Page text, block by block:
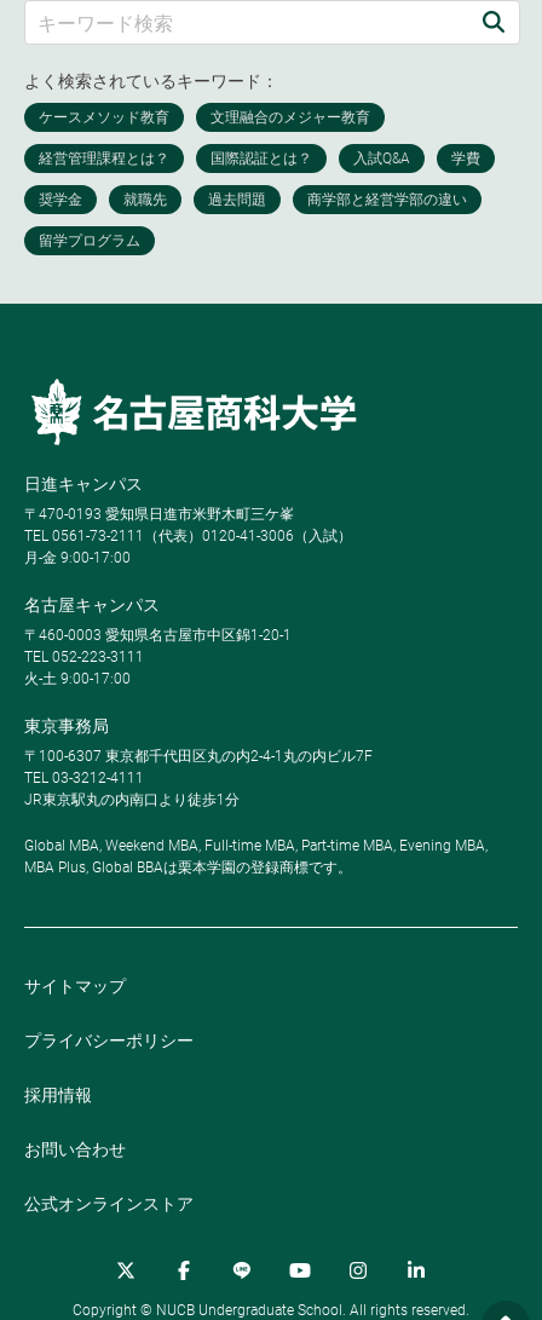
よく検索されているキーワード：
日進キャンパス
〒470-0193 愛知県日進市米野木町三ケ峯
TEL 0561-73-2111（代表）0120-41-3006（入試）
月-金 9:00-17:00
名古屋キャンパス
〒460-0003 愛知県名古屋市中区錦1-20-1
TEL 052-223-3111
火-土 9:00-17:00
東京事務局
〒100-6307 東京都千代田区丸の内2-4-1丸の内ビル7F
TEL 03-3212-4111
JR東京駅丸の内南口より徒歩1分
Global MBA, Weekend MBA, Full-time MBA, Part-time MBA, Evening MBA,
MBA Plus, Global BBAは栗本学園の登録商標です。
サイトマップ
プライバシーポリシー
採用情報
お問い合わせ
公式オンラインストア
Copyright © NUCB Undergraduate School. All rights reserved.